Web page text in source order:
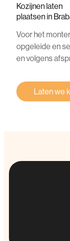
Kozijnen laten
plaatsenin
Voor het
opgeleide en
en volgens
Laten we